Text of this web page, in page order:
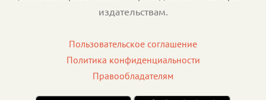
издательствам.
Пользовательское соглашение
Политика конфиденциальности
Правообладателям